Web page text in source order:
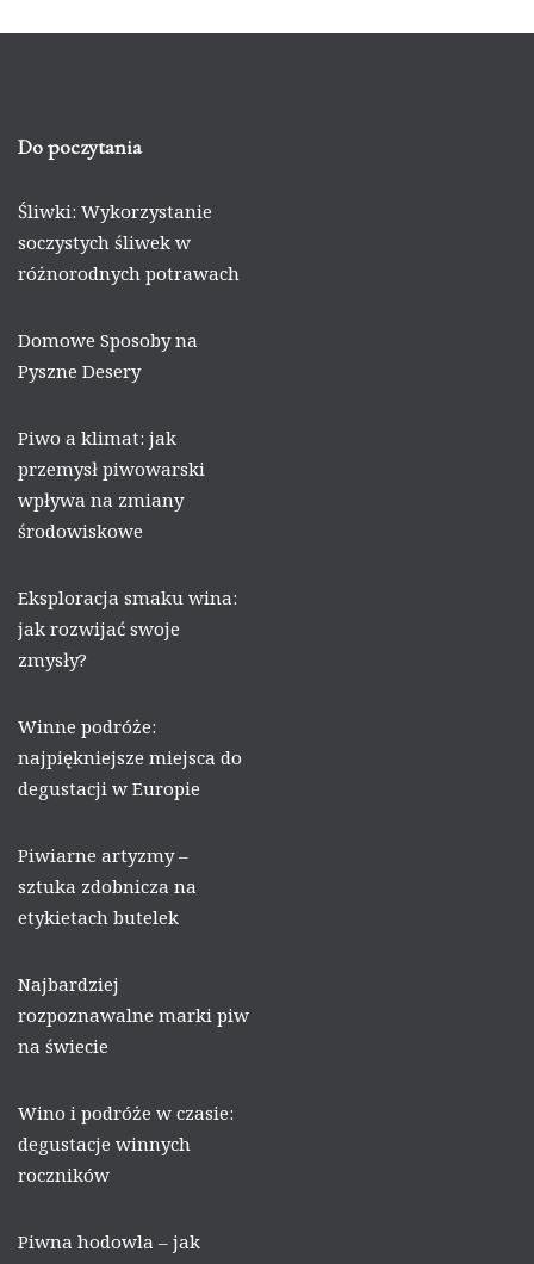
Do poczytania
Śliwki: Wykorzystanie
soczystych śliwek w
różnorodnych potrawach
Domowe Sposoby na
Pyszne Desery
Piwo a klimat: jak
przemysł piwowarski
wpływa na zmiany
środowiskowe
Eksploracja smaku wina:
jak rozwijać swoje
zmysły?
Winne podróże:
najpiękniejsze miejsca do
degustacji w Europie
Piwiarne artyzmy –
sztuka zdobnicza na
etykietach butelek
Najbardziej
rozpoznawalne marki piw
na świecie
Wino i podróże w czasie:
degustacje winnych
roczników
Piwna hodowla – jak